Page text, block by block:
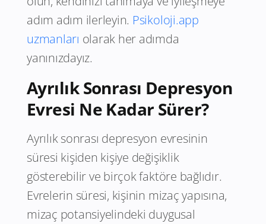
adım adım ilerleyin. Psikoloji.app
uzmanları olarak her adımda
yanınızdayız.
Ayrılık Sonrası Depresyon
Evresi Ne Kadar Sürer?
Ayrılık sonrası depresyon evresinin
süresi kişiden kişiye değişiklik
gösterebilir ve birçok faktöre bağlıdır.
Evrelerin süresi, kişinin mizaç yapısına,
mizaç potansiyelindeki duygusal